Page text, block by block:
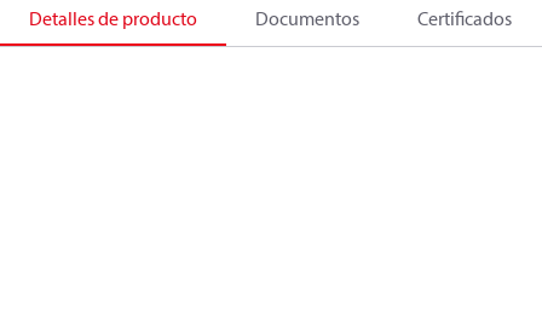
Detalles de producto Documentos Certificados